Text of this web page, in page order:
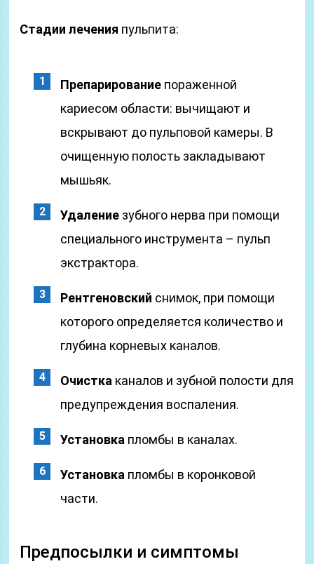
Стадии лечения пульпита:
Препарирование пораженной
кариесом области: вычищают и
вскрывают до пульповой камеры. В
очищенную полость закладывают
мышьяк.
Удаление зубного нерва при помощи
специального инструмента – пульп
экстрактора.
Рентгеновский снимок, при помощи
которого определяется количество и
глубина корневых каналов.
Очистка каналов и зубной полости для
предупреждения воспаления.
Установка пломбы в каналах.
Установка пломбы в коронковой
части.
Предпосылки и симптомы